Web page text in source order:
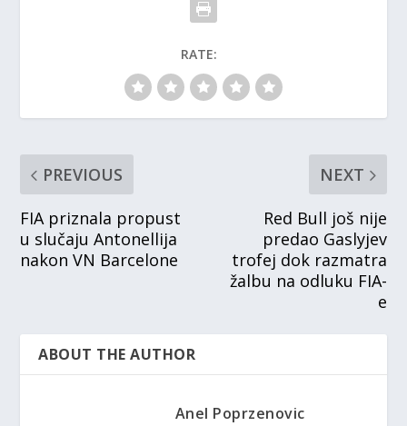
RATE:
PREVIOUS
FIA priznala propust
u slučaju Antonellija
nakon VN Barcelone
NEXT
Red Bull još nije
predao Gaslyjev
trofej dok razmatra
žalbu na odluku FIA-
e
ABOUT THE AUTHOR
Anel Poprzenovic